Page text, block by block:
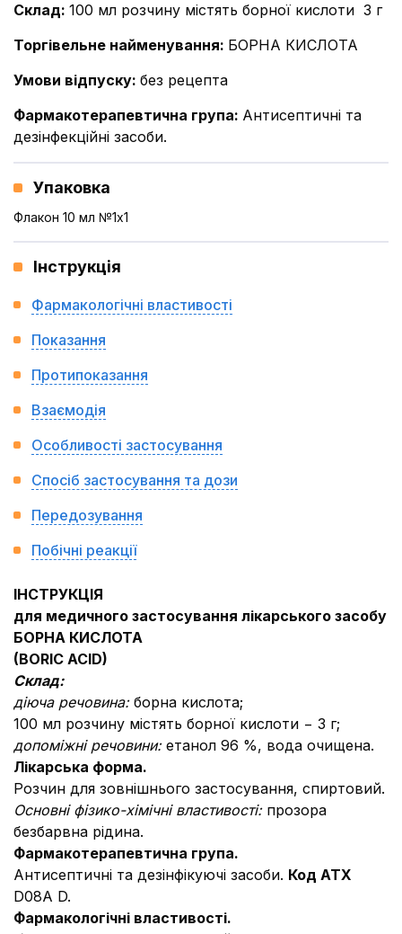
Склад: 100 мл розчину містять борної кислоти  3 г
Торгівельне найменування: БОРНА КИСЛОТА
Умови відпуску: без рецепта
Фармакотерапевтична група: Антисептичні та
дезінфекційні засоби.
Упаковка
Флакон 10 мл №1x1
Інструкція
Фармакологічні властивості
Показання
Протипоказання
Взаємодія
Особливості застосування
Спосіб застосування та дози
Передозування
Побічні реакції
ІНСТРУКЦІЯ
для медичного застосування лікарського засобу
БОРНА КИСЛОТА
(BORIC ACID)
Склад:
діюча речовина: борна кислота;
100 мл розчину містять борної кислоти − 3 г;
допоміжні речовини: етанол 96 %, вода очищена.
Лікарська форма.
Розчин для зовнішнього застосування, спиртовий.
Основні фізико-хімічні властивості: прозора
безбарвна рідина.
Фармакотерапевтична група.
Антисептичні та дезінфікуючі засоби. Код АТХ
D08A D.
Фармакологічні властивості.